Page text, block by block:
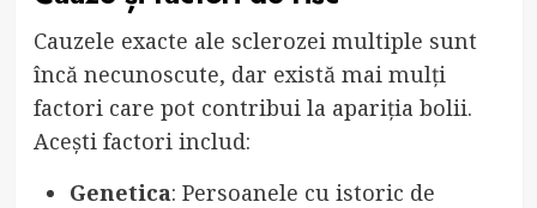
Cauzele exacte ale sclerozei multiple sunt
încă necunoscute, dar există mai mulți
factori care pot contribui la apariția bolii.
Acești factori includ:
Genetica: Persoanele cu istoric de